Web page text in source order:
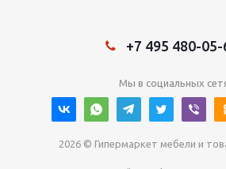
+7 495 480-05-
Мы в социальных
2026 © Гипермаркет мебели и